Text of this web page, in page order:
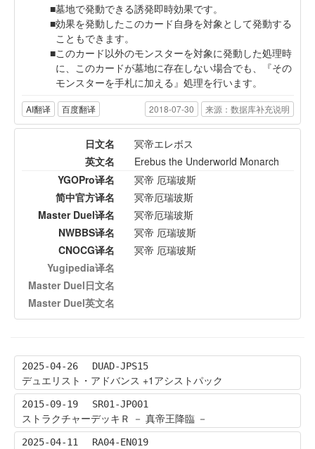
墓地で発動できる誘発即時効果です。
効果を発動したこのカード自身を対象として発動する
こともできます。
このカード以外のモンスターを対象に発動した処理時
に、このカードが墓地に存在しない場合でも、『その
モンスターを手札に加える』処理を行います。
AI翻译 百度翻译 2018-07-30 来源：数据库补充说明
日文名
冥帝エレボス
英文名
Erebus the Underworld Monarch
YGOPro译名
冥帝 厄瑞玻斯
简中官方译名
冥帝厄瑞玻斯
Master Duel译名
冥帝厄瑞玻斯
NWBBS译名
冥帝 厄瑞玻斯
CNOCG译名
冥帝 厄瑞玻斯
Yugipedia译名
Master Duel日文名
Master Duel英文名
2025-04-26 DUAD-JPS15
デュエリスト・アドバンス +1アシストパック
2015-09-19 SR01-JP001
ストラクチャーデッキＲ － 真帝王降臨 －
2025-04-11 RA04-EN019